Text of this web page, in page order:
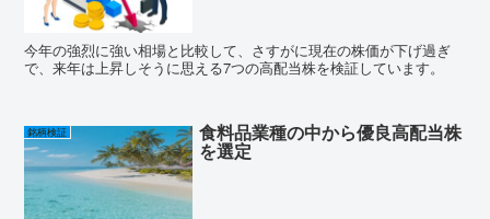
今年の強烈に強い相場と比較して、さすがに現在の株価が下げ過ぎ
で、来年は上昇しそうに思える7つの高配当株を検証しています。
銘柄検証 食料品業種の中から優良高配当株
を選定